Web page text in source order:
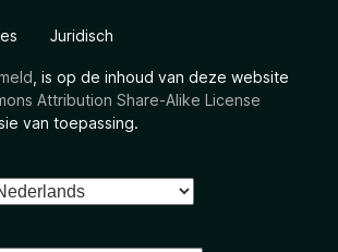
Juridisch
, is op de inhoud van deze website
Attribution Share-Alike License
van toepassing.